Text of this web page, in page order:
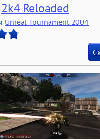
Reloaded
Unreal Tournament 2004